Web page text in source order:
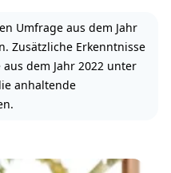
Umfrage aus dem Jahr
Zusätzliche Erkenntnisse
dem Jahr 2022 unter
anhaltende